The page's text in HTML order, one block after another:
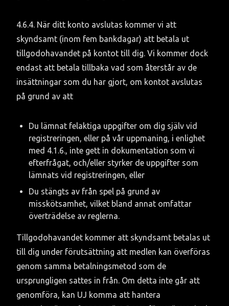
4.6.4. När ditt konto avslutas kommer vi att
skyndsamt (inom fem bankdagar) att betala ut
tillgodohavandet på kontot till dig. Vi kommer dock
endast att betala tillbaka vad som återstår av de
insättningar som du har gjort, om kontot avslutas
på grund av att
Du lämnat felaktiga uppgifter om dig själv vid
registreringen, eller på vår uppmaning, i enlighet
med 4.1.6., inte gett in dokumentation som vi
efterfrågat, och/eller styrker de uppgifter som
lämnats vid registreringen, eller
Du stängts av från spel på grund av
misskötsamhet, vilket bland annat omfattar
överträdelse av reglerna.
Tillgodohavandet kommer att skyndsamt betalas ut
till dig under förutsättning att medlen kan överföras
genom samma betalningsmetod som de
ursprungligen sattes in från. Om detta inte går att
genomföra, kan UJ komma att hantera